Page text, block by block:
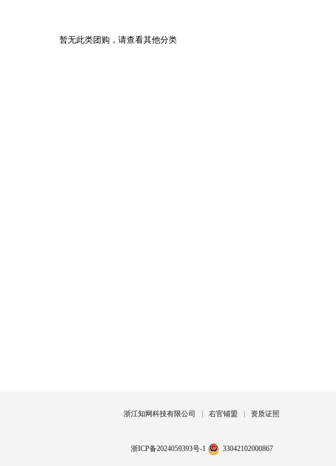
暂无此类团购，请查看其他分类
浙江知网科技有限公司 右官铺盟 资质证照
浙ICP备2024059393号-1 33042102000867